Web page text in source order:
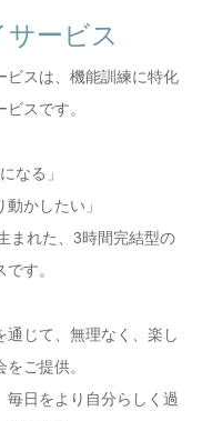
ービス
ビスは、機能訓練に特化
スです。
なる」
かしたい」
まれた、3時間完結型の
す。
じて、無理なく、楽し
ご提供。
毎日をより自分らしく過